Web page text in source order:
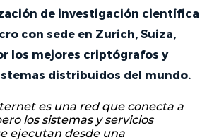
de investigación científica
con sede en Zurich, Suiza,
los mejores criptógrafos y
distribuidos del mundo.
es una red que conecta a
los sistemas y servicios
ejecutan desde una